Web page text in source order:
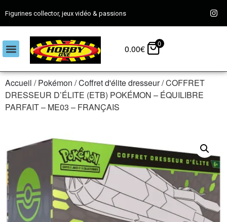
Figurines collector, jeux vidéo & passions
0.00€ 0
Accueil /Pokémon /Coffret d'élite dresseur/ COFFRET
DRESSEUR D’ÉLITE (ETB) POKÉMON – ÉQUILIBRE
PARFAIT – ME03 – FRANÇAIS